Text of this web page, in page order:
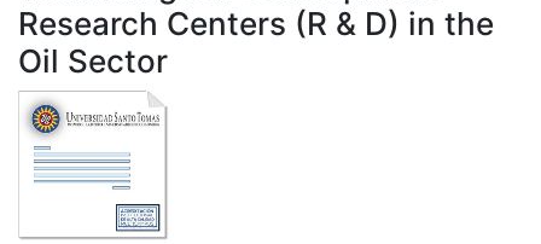
Research Centers (R & D) in the
Oil Sector